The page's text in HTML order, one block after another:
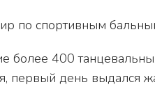
по спортивным
более 400
первый день выдался